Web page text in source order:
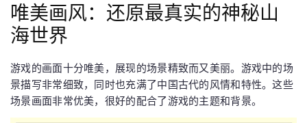
唯美画风：还原最真实的神秘山
海世界
游戏的画面十分唯美，展现的场景精致而又美丽。游戏中的场
景描写非常细致，同时也充满了中国古代的风情和特性。这些
场景画面非常优美，很好的配合了游戏的主题和背景。